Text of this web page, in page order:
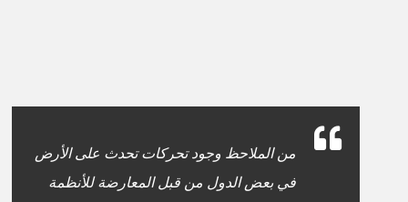
من الملاحظ وجود تحركات تحدث على الأرض
في بعض الدول من قبل المعارضة للأنظمة